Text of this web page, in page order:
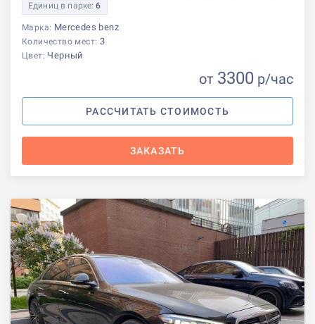
Единиц в парке:6
Марка: Mercedes benz
Количество мест: 3
Цвет: Черный
от 3300 р/час
РАССЧИТАТЬ СТОИМОСТЬ
ЗАКАЗАТЬ